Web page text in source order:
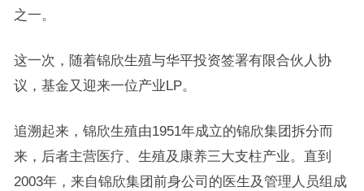
之一。
这一次，随着锦欣生殖与华平投资签署有限合伙人协
议，基金又迎来一位产业LP。
追溯起来，锦欣生殖由1951年成立的锦欣集团拆分而
来，后者主营医疗、生殖及康养三大支柱产业。直到
2003年，来自锦欣集团前身公司的医生及管理人员组成